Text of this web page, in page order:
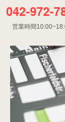
042-972-
営業時間